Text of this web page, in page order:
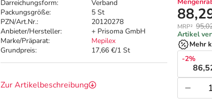
Darreichungsform:
Verband
Packungsgröße:
5 St
PZN/Art.Nr.:
20120278
Anbieter/Hersteller:
+ Prisoma GmbH
Marke/Präparat:
Mepilex
Grundpreis:
17,66 €/1 St
Zur Artikelbeschreibung
MRP²
Artikel
Mehr
-2%